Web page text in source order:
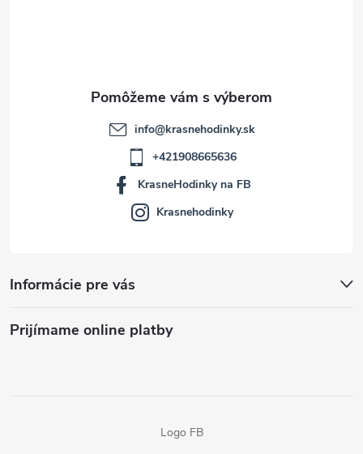
Informácie pre vás
Prijímame online platby
info@krasnehodinky.sk
+421908665636
KrasneHodinky na FB
Krasnehodinky
Logo FB